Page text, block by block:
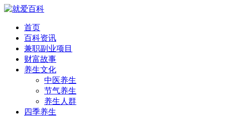
首页
百科资讯
兼职副业项目
财富故事
养生文化
中医养生
节气养生
养生人群
四季养生